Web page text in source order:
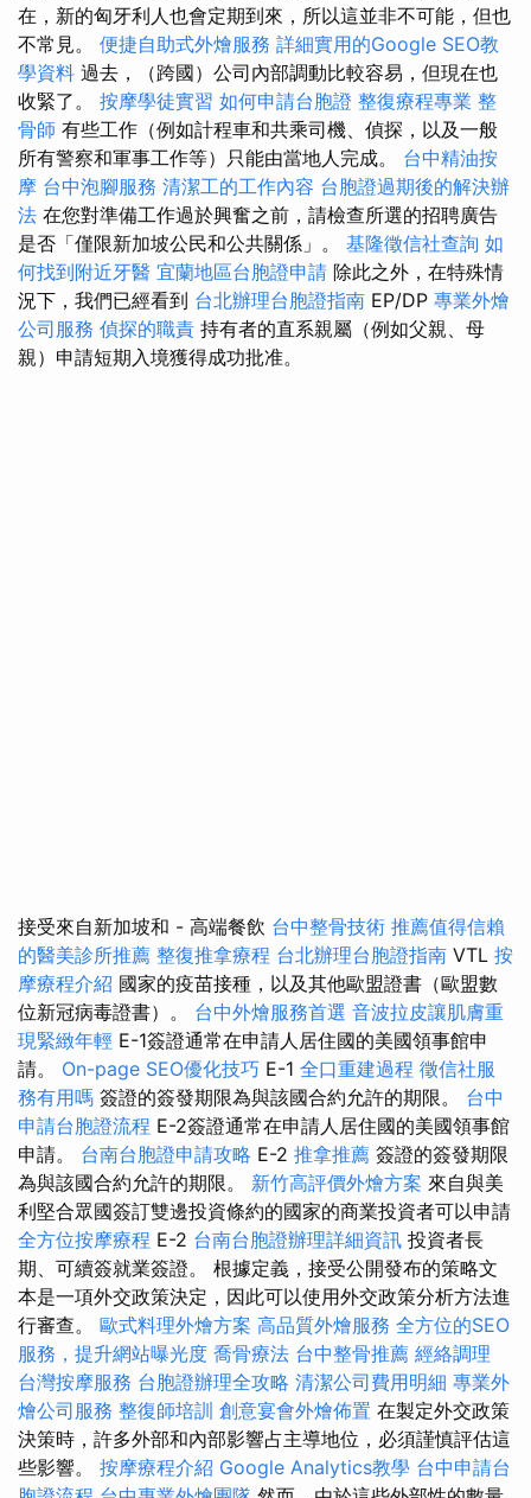
在，新的匈牙利人也會定期到來，所以這並非不可能，但也
不常見。 便捷自助式外燴服務 詳細實用的Google SEO教
學資料 過去，（跨國）公司內部調動比較容易，但現在也
收緊了。 按摩學徒實習 如何申請台胞證 整復療程專業 整
骨師 有些工作（例如計程車和共乘司機、偵探，以及一般
所有警察和軍事工作等）只能由當地人完成。 台中精油按
摩 台中泡腳服務 清潔工的工作內容 台胞證過期後的解決辦
法 在您對準備工作過於興奮之前，請檢查所選的招聘廣告
是否「僅限新加坡公民和公共關係」。 基隆徵信社查詢 如
何找到附近牙醫 宜蘭地區台胞證申請 除此之外，在特殊情
況下，我們已經看到 台北辦理台胞證指南 EP/DP 專業外燴
公司服務 偵探的職責 持有者的直系親屬（例如父親、母
親）申請短期入境獲得成功批准。
接受來自新加坡和 - 高端餐飲 台中整骨技術 推薦值得信賴
的醫美診所推薦 整復推拿療程 台北辦理台胞證指南 VTL 按
摩療程介紹 國家的疫苗接種，以及其他歐盟證書（歐盟數
位新冠病毒證書）。 台中外燴服務首選 音波拉皮讓肌膚重
現緊緻年輕 E-1簽證通常在申請人居住國的美國領事館申
請。 On-page SEO優化技巧 E-1 全口重建過程 徵信社服
務有用嗎 簽證的簽發期限為與該國合約允許的期限。 台中
申請台胞證流程 E-2簽證通常在申請人居住國的美國領事館
申請。 台南台胞證申請攻略 E-2 推拿推薦 簽證的簽發期限
為與該國合約允許的期限。 新竹高評價外燴方案 來自與美
利堅合眾國簽訂雙邊投資條約的國家的商業投資者可以申請
全方位按摩療程 E-2 台南台胞證辦理詳細資訊 投資者長
期、可續簽就業簽證。 根據定義，接受公開發布的策略文
本是一項外交政策決定，因此可以使用外交政策分析方法進
行審查。 歐式料理外燴方案 高品質外燴服務 全方位的SEO
服務，提升網站曝光度 喬骨療法 台中整骨推薦 經絡調理
台灣按摩服務 台胞證辦理全攻略 清潔公司費用明細 專業外
燴公司服務 整復師培訓 創意宴會外燴佈置 在製定外交政策
決策時，許多外部和內部影響占主導地位，必須謹慎評估這
些影響。 按摩療程介紹 Google Analytics教學 台中申請台